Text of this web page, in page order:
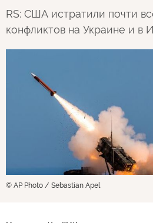
RS: США истратили почти
конфликтов на Украине и в
© AP Photo / Sebastian Apel